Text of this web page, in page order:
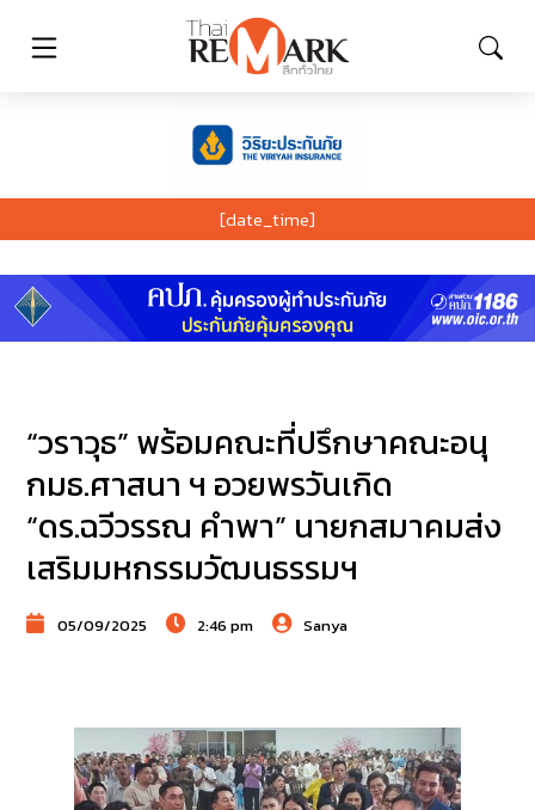
[date_time]
“วราวุธ” พร้อมคณะที่ปรึกษาคณะอนุ
กมธ.ศาสนา ฯ อวยพรวันเกิด
“ดร.ฉวีวรรณ คำพา” นายกสมาคมส่ง
เสริมมหกรรมวัฒนธรรมฯ
05/09/2025 2:46 pm Sanya